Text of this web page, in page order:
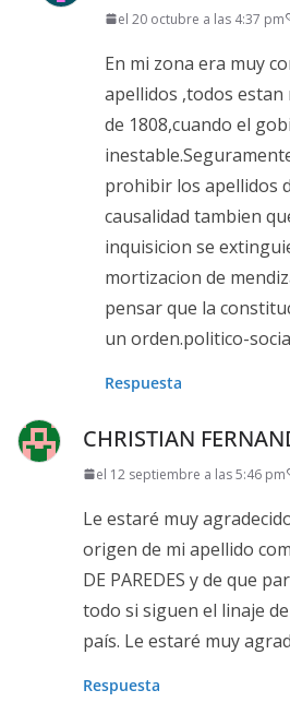
el 20 octubre a las 4:37 pm
En mi zona era muy
apellidos ,todos estan
de 1808,cuando el
prohibir los apellidos
causalidad tambien
inquisicion se
mortizacion de
pensar que la
un orden.politico-
Respuesta
CHRISTIAN
el 12 septiembre a las 5:46 pm
Le estaré muy
origen de mi apellido
DE PAREDES y de que
todo si siguen el linaje
país. Le estaré muy
Respuesta